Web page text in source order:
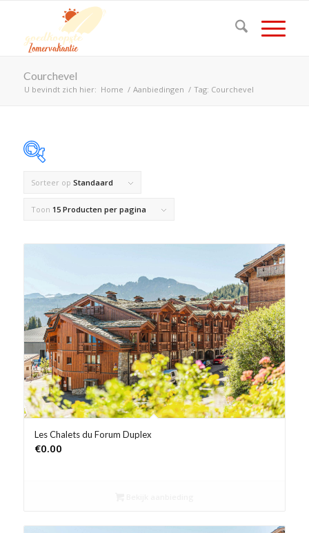
Courchevel
U bevindt zich hier: Home / Aanbiedingen / Tag: Courchevel
Op voorraad
Product Land
Product Maximaal aantal personen
Product Prijs vanaf €
Product Rating
Product Reisorganisatie
Product Type vakantie
Product Wifi
Sorteer op Standaard
Toon 15 Producten per pagina
Les Chalets du Forum Duplex
€0.00